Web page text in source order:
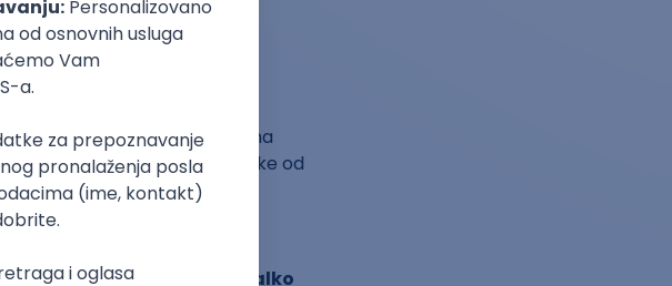
može zapamtiti sve važne
knjizi, Kump piše o teorijama
takođe nudi čitaocima neke od
Michael Michalko